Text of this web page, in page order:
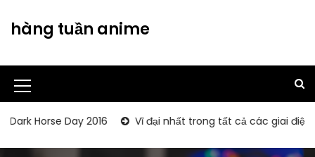
t
c
t
hàng tuần anime
M
e
n
Day 2016 Vĩ đại nhất trong tất cả các giai điệu tôn